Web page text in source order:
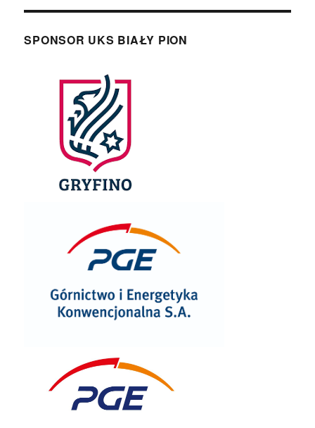
SPONSOR UKS BIAŁY PION